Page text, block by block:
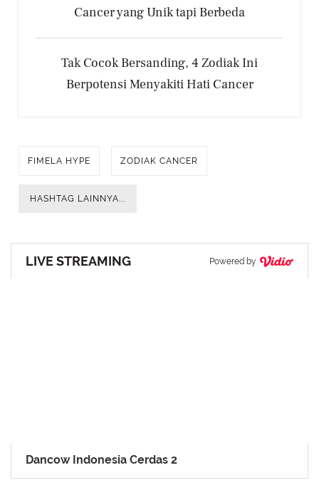
Cancer yang Unik tapi Berbeda
Tak Cocok Bersanding, 4 Zodiak Ini
Berpotensi Menyakiti Hati Cancer
FIMELA HYPE ZODIAK CANCER
HASHTAG LAINNYA...
LIVE STREAMING Powered by
Dancow Indonesia Cerdas 2